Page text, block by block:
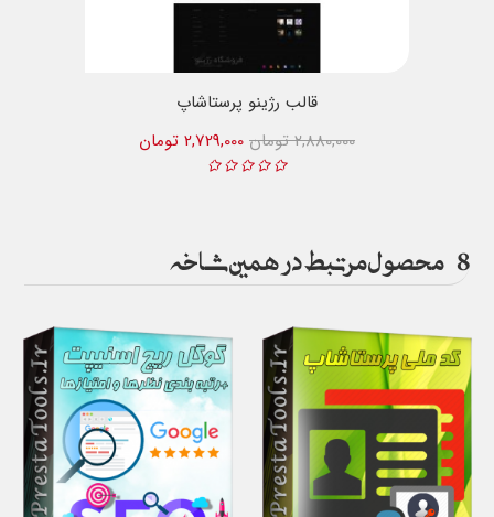
قالب رژینو پرستاشاپ
2,729,000 تومان
2,880,000 تومان
8 محصول مرتبط در همین شاخه